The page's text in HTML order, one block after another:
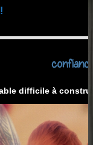
difficile à